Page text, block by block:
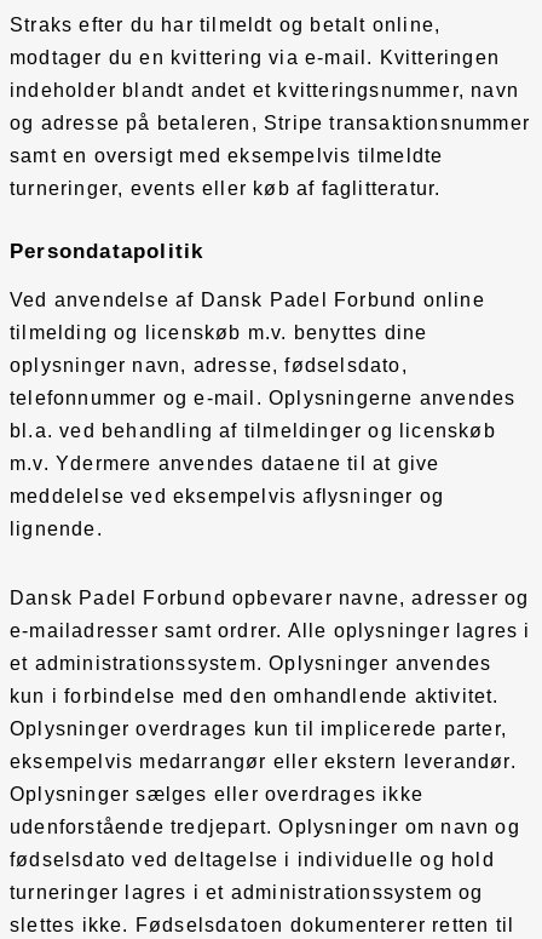
Straks efter du har tilmeldt og betalt online,
modtager du en kvittering via e-mail. Kvitteringen
indeholder blandt andet et kvitteringsnummer, navn
og adresse på betaleren, Stripe transaktionsnummer
samt en oversigt med eksempelvis tilmeldte
turneringer, events eller køb af faglitteratur.
Persondatapolitik
Ved anvendelse af Dansk Padel Forbund online
tilmelding og licenskøb m.v. benyttes dine
oplysninger navn, adresse, fødselsdato,
telefonnummer og e-mail. Oplysningerne anvendes
bl.a. ved behandling af tilmeldinger og licenskøb
m.v. Ydermere anvendes dataene til at give
meddelelse ved eksempelvis aflysninger og
lignende.
Dansk Padel Forbund opbevarer navne, adresser og
e-mailadresser samt ordrer. Alle oplysninger lagres i
et administrationssystem. Oplysninger anvendes
kun i forbindelse med den omhandlende aktivitet.
Oplysninger overdrages kun til implicerede parter,
eksempelvis medarrangør eller ekstern leverandør.
Oplysninger sælges eller overdrages ikke
udenforstående tredjepart. Oplysninger om navn og
fødselsdato ved deltagelse i individuelle og hold
turneringer lagres i et administrationssystem og
slettes ikke. Fødselsdatoen dokumenterer retten til